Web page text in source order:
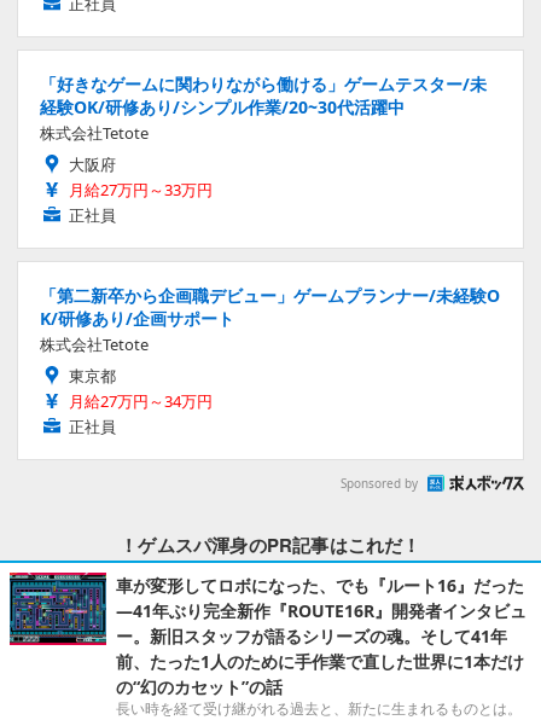
「好きなゲームに関わりながら働ける」ゲームテスター/未
経験OK/研修あり/シンプル作業/20~30代活躍中
株式会社Tetote
大阪府
月給27万円～33万円
正社員
「第二新卒から企画職デビュー」ゲームプランナー/未経験O
K/研修あり/企画サポート
株式会社Tetote
東京都
月給27万円～34万円
正社員
Sponsored by
！ゲムスパ渾身のPR記事はこれだ！
車が変形してロボになった、でも『ルート16』だった
―41年ぶり完全新作『ROUTE16R』開発者インタビュ
ー。新旧スタッフが語るシリーズの魂。そして41年
前、たった1人のために手作業で直した世界に1本だけ
の“幻のカセット”の話
長い時を経て受け継がれる過去と、新たに生まれるものとは。